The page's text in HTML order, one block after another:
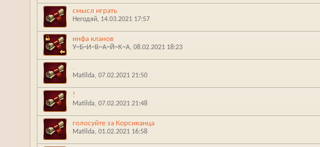
смысл играть
Негодяй‎, 14.03.2021 17:57
инфа кланов
У~Б~И~В~А~Й~К~А‎, 08.02.2021 18:23
.
Matilda‎, 07.02.2021 21:50
!
Matilda‎, 07.02.2021 21:48
голосуйте за Корсиканца
Matilda‎, 01.02.2021 16:58